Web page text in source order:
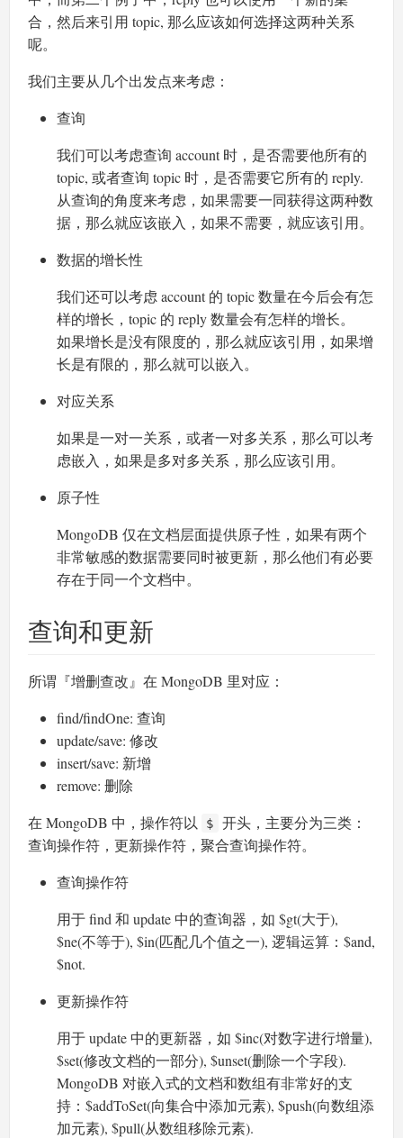
合，然后来引用 topic, 那么应该如何选择这两种关系
呢。
我们主要从几个出发点来考虑：
查询
我们可以考虑查询 account 时，是否需要他所有的
topic, 或者查询 topic 时，是否需要它所有的 reply.
从查询的角度来考虑，如果需要一同获得这两种数
据，那么就应该嵌入，如果不需要，就应该引用。
数据的增长性
我们还可以考虑 account 的 topic 数量在今后会有怎
样的增长，topic 的 reply 数量会有怎样的增长。
如果增长是没有限度的，那么就应该引用，如果增
长是有限的，那么就可以嵌入。
对应关系
如果是一对一关系，或者一对多关系，那么可以考
虑嵌入，如果是多对多关系，那么应该引用。
原子性
MongoDB 仅在文档层面提供原子性，如果有两个
非常敏感的数据需要同时被更新，那么他们有必要
存在于同一个文档中。
查询和更新
所谓『增删查改』在 MongoDB 里对应：
find/findOne: 查询
update/save: 修改
insert/save: 新增
remove: 删除
在 MongoDB 中，操作符以
$
开头，主要分为三类：
查询操作符，更新操作符，聚合查询操作符。
查询操作符
用于 find 和 update 中的查询器，如 $gt(大于),
$ne(不等于), $in(匹配几个值之一), 逻辑运算：$and,
$not.
更新操作符
用于 update 中的更新器，如 $inc(对数字进行增量),
$set(修改文档的一部分), $unset(删除一个字段).
MongoDB 对嵌入式的文档和数组有非常好的支
持：$addToSet(向集合中添加元素), $push(向数组添
加元素), $pull(从数组移除元素).